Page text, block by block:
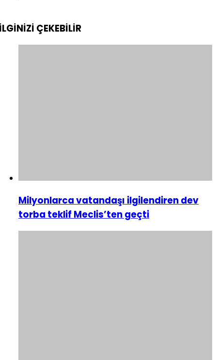
ÇEKEBİLİR
Milyonlarca vatandaşı ilgilendiren dev
torba teklif Meclis’ten geçti